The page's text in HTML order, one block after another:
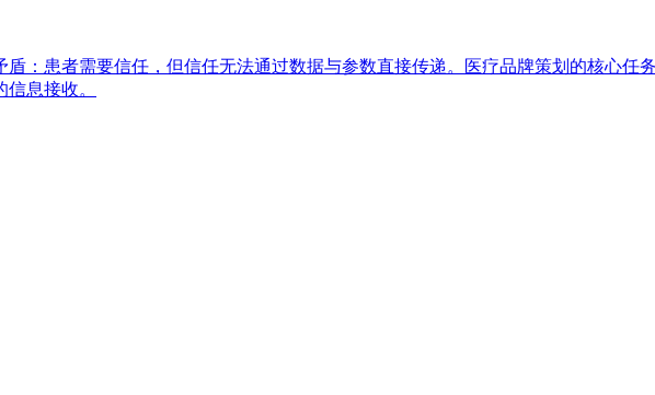
盾：患者需要信任，但信任无法通过数据与参数直接传递。医疗品牌策划的核心
息接收。